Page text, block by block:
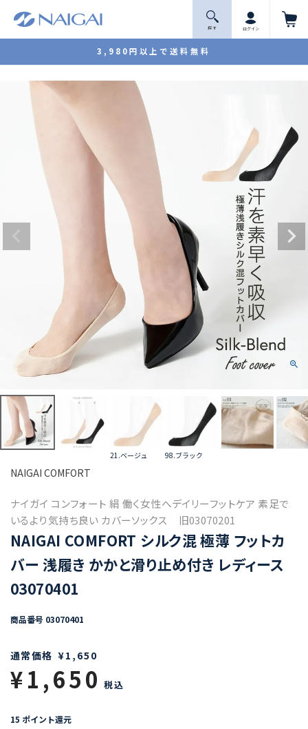
3,980円以上で送料無料
探 す ログイン
21.ベージュ 98.ブラック
NAIGAI COMFORT
ナイガイ コンフォート 絹 働く女性へデイリーフットケア 素足で
いるより気持ち良い カバーソックス 旧03070201
NAIGAI COMFORT シルク混 極薄 フットカ
バー 浅履き かかと滑り止め付き レディース
03070401
商品番号 03070401
通常価格 ¥1,650
¥1,650 税込
15 ポイント還元